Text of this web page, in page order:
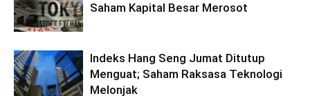
Saham Kapital Besar Merosot
Indeks Hang Seng Jumat Ditutup
Menguat; Saham Raksasa Teknologi
Melonjak